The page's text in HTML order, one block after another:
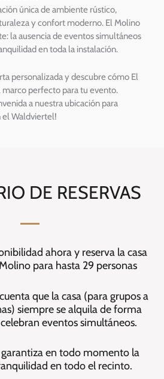
única de ambiente rústico,
y confort moderno. El Molino
la ausencia de eventos simultáneos
en toda la instalación.
personalizada y descubre cómo El
perfecto para tu evento.
a nuestra ubicación para
el Waldviertel!
DE RESERVAS
ahora y reserva la casa
para hasta 29 personas
que la casa (para grupos a
siempre se alquila de forma
eventos simultáneos.
en todo momento la
en todo el recinto.